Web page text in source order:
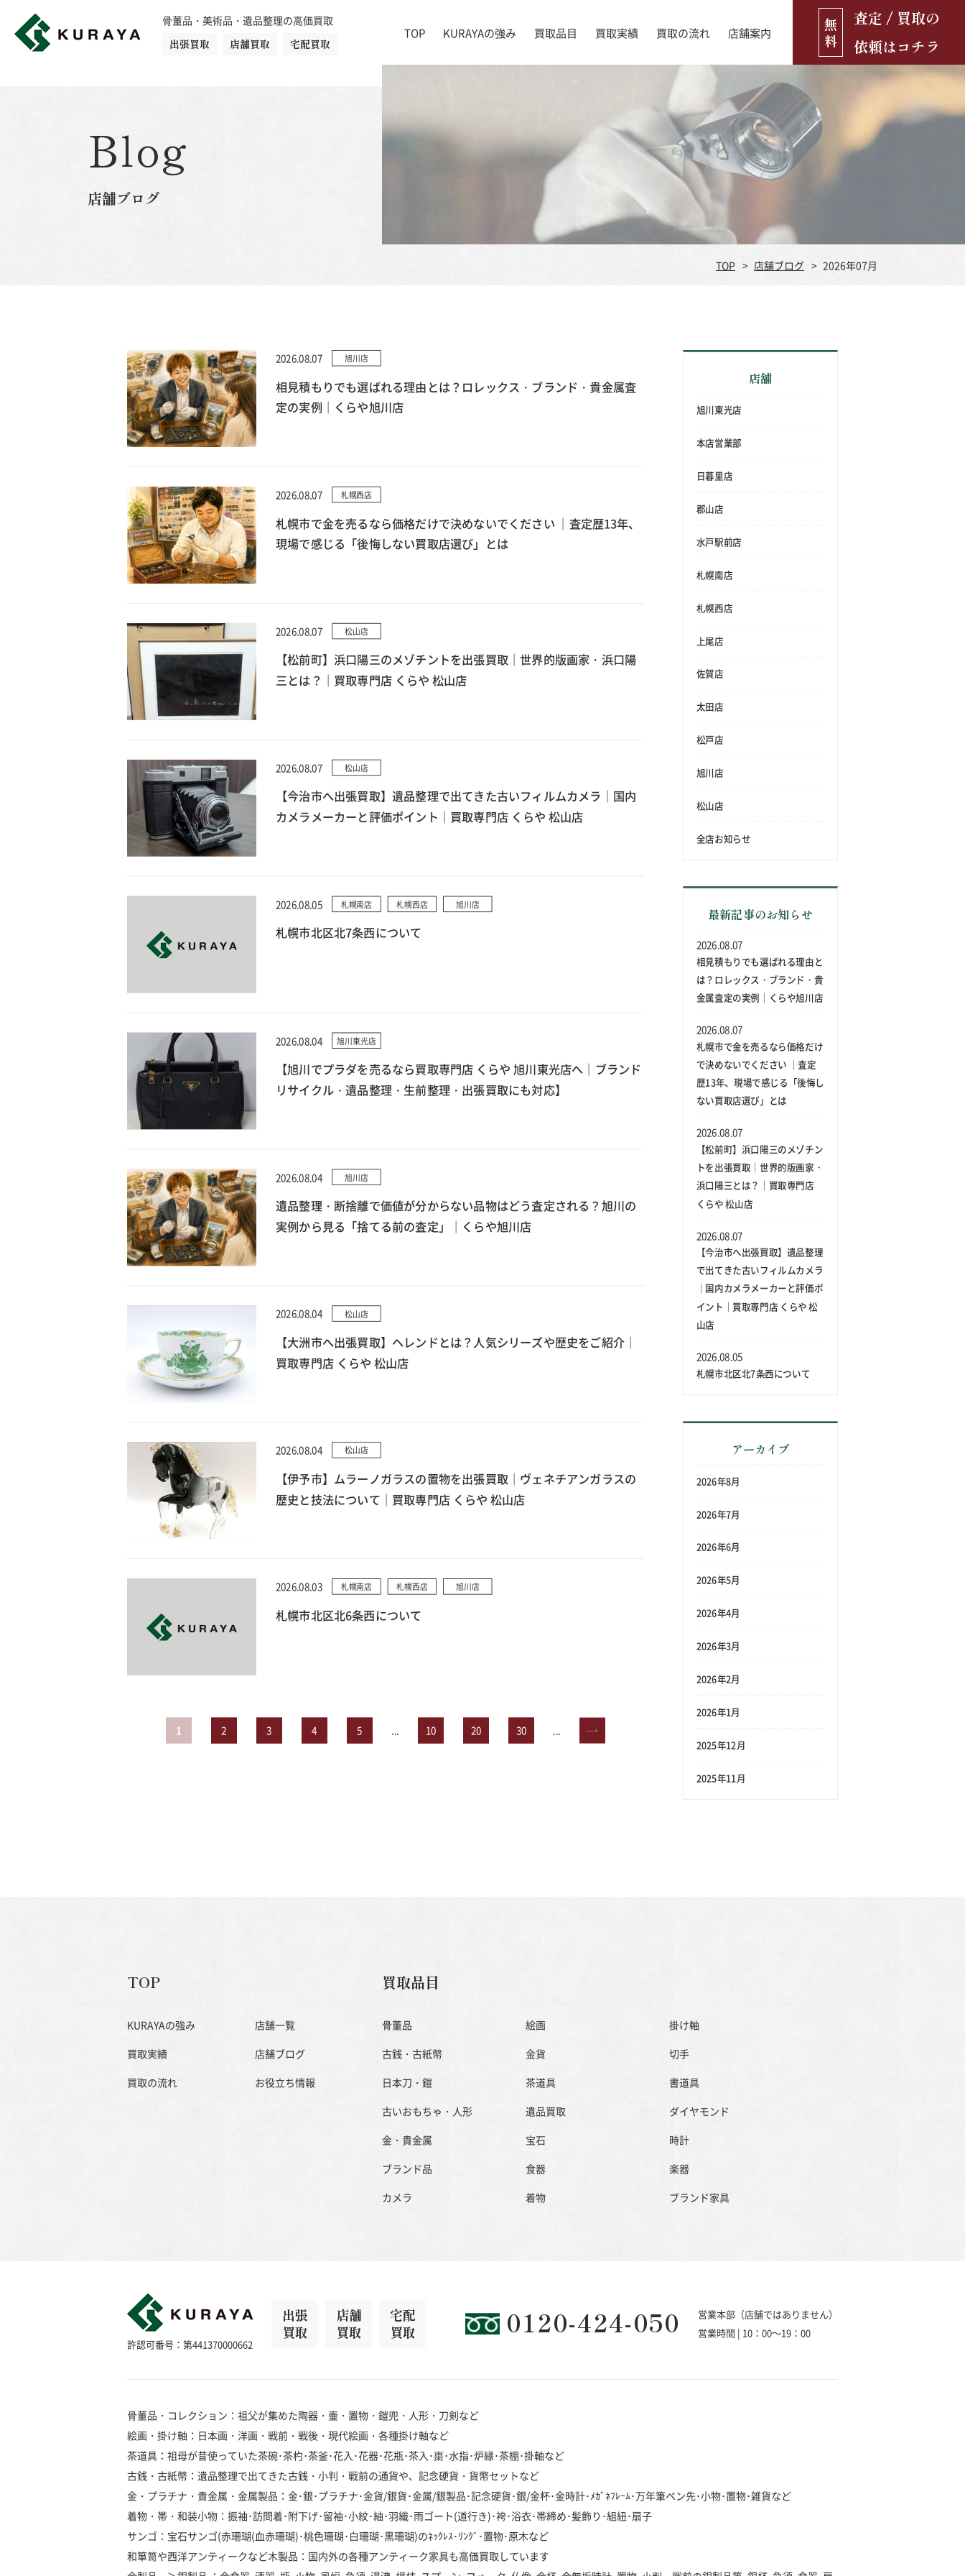
骨董品・美術品・遺品整理の高価買取
出張買取
店舗買取 宅配買取
TOP KURAYAの強み 買取品目
古銭・古紙幣
古いおもちゃ・人形 遺品買取
ダイヤモンド 時計 ブランド品 食器
楽器 ブランド家具
買取実績 買取の流れ 店舗案内
店舗ブログ お役立ち情報
無
料
査定 / 買取の
依頼はコチラ
Blog
店舗ブログ
TOP 店舗ブログ 2026年07月
2026.08.07 旭川店
相見積もりでも選ばれる理由とは？ロレックス・ブランド・貴金属査
定の実例｜くらや旭川店
2026.08.07 札幌西店
札幌市で金を売るなら価格だけで決めないでください ｜査定歴13年、
現場で感じる「後悔しない買取店選び」とは
2026.08.07 松山店
【松前町】浜口陽三のメゾチントを出張買取｜世界的版画家・浜口陽
三とは？｜買取専門店 くらや 松山店
2026.08.07 松山店
【今治市へ出張買取】遺品整理で出てきた古いフィルムカメラ｜国内
カメラメーカーと評価ポイント｜買取専門店 くらや 松山店
2026.08.05 札幌南店 札幌西店 旭川店
札幌市北区北7条西について
2026.08.04 旭川東光店
【旭川でプラダを売るなら買取専門店 くらや 旭川東光店へ｜ブランド
リサイクル・遺品整理・生前整理・出張買取にも対応】
2026.08.04 旭川店
遺品整理・断捨離で価値が分からない品物はどう査定される？旭川の
実例から見る「捨てる前の査定」｜くらや旭川店
2026.08.04 松山店
【大洲市へ出張買取】ヘレンドとは？人気シリーズや歴史をご紹介｜
買取専門店 くらや 松山店
2026.08.04 松山店
【伊予市】ムラーノガラスの置物を出張買取｜ヴェネチアンガラスの
歴史と技法について｜買取専門店 くらや 松山店
2026.08.03 札幌南店 札幌西店 旭川店
札幌市北区北6条西について
1 2 3 4 5 10 20 30 »
店舗
旭川東光店
本店営業部
日暮里店
郡山店
水戸駅前店
札幌南店
札幌西店
上尾店
佐賀店
太田店
松戸店
旭川店
松山店
全店お知らせ
最新記事のお知らせ
相見積もりでも選ばれる理由と
は？ロレックス・ブランド・貴
金属査定の実例｜くらや旭川店
2026.08.07
札幌市で金を売るなら価格だけ
で決めないでください ｜査定
歴13年、現場で感じる「後悔し
ない買取店選び」とは
2026.08.07
【松前町】浜口陽三のメゾチン
トを出張買取｜世界的版画家・
浜口陽三とは？｜買取専門店
くらや 松山店
2026.08.07
【今治市へ出張買取】遺品整理
で出てきた古いフィルムカメラ
｜国内カメラメーカーと評価ポ
イント｜買取専門店 くらや 松
山店
2026.08.07
札幌市北区北7条西について
2026.08.05
アーカイブ
2026年8月
2026年7月
2026年6月
2026年5月
2026年4月
2026年3月
2026年2月
2026年1月
2025年12月
2025年11月
TOP
KURAYAの強み
買取実績
買取の流れ
店舗一覧
店舗ブログ
お役立ち情報
買取品目
骨董品 絵画
掛け軸
古銭・古紙幣
金貨
切手
日本刀・鎧
茶道具
書道具
古いおもちゃ・人形
遺品買取
ダイヤモンド
金・貴金属
宝石
時計
ブランド品
食器
楽器
カメラ
着物 ブランド家具
許認可番号：第441370000662
出張
買取
店舗
買取
宅配
買取
0120-424-050
営業本部（店舗ではありません）
営業時間 | 10：00～19：00
骨董品・コレクション：祖父が集めた陶器・壷・置物・鎧兜・人形・刀剣など
絵画・掛け軸：日本画・洋画・戦前・戦後・現代絵画・各種掛け軸など
茶道具：祖母が昔使っていた茶碗･茶杓･茶釜･花入･花器･花瓶･茶入･棗･水指･炉縁･茶棚･掛軸など
古銭・古紙幣：遺品整理で出てきた古銭・小判・戦前の通貨や、記念硬貨・貨幣セットなど
金・プラチナ・貴金属・金属製品：金･銀･プラチナ･金貨/銀貨･金属/銀製品･記念硬貨･銀/金杯･金時計･ﾒｶﾞﾈﾌﾚｰﾑ･万年筆ペン先･小物･置物･雑貨など
着物・帯・和装小物：振袖･訪問着･附下げ･留袖･小紋･紬･羽織･雨ゴート(道行き)･袴･浴衣･帯締め･髪飾り･組紐･扇子
サンゴ：宝石サンゴ(赤珊瑚(血赤珊瑚)･桃色珊瑚･白珊瑚･黒珊瑚)のﾈｯｸﾚｽ･ﾘﾝｸﾞ･置物･原木など
和箪笥や西洋アンティークなど木製品：国内外の各種アンティーク家具も高価買取しています